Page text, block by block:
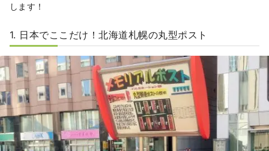
します！
1. 日本でここだけ！北海道札幌の丸型ポスト